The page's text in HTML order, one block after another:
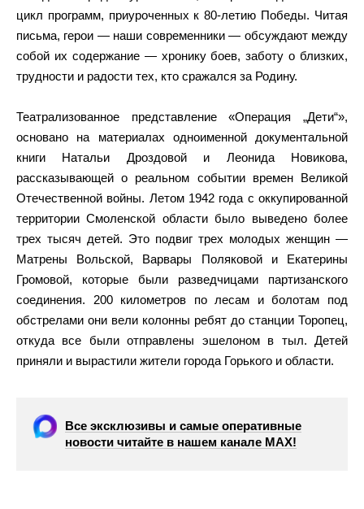
цикл программ, приуроченных к 80-летию Победы. Читая
письма, герои — наши современники — обсуждают между
собой их содержание — хронику боев, заботу о близких,
трудности и радости тех, кто сражался за Родину.
Театрализованное представление «Операция „Дети“»,
основано на материалах одноименной документальной
книги Натальи Дроздовой и Леонида Новикова,
рассказывающей о реальном событии времен Великой
Отечественной войны. Летом 1942 года с оккупированной
территории Смоленской области было выведено более
трех тысяч детей. Это подвиг трех молодых женщин —
Матрены Вольской, Варвары Поляковой и Екатерины
Громовой, которые были разведчицами партизанского
соединения. 200 километров по лесам и болотам под
обстрелами они вели колонны ребят до станции Торопец,
откуда все были отправлены эшелоном в тыл. Детей
приняли и вырастили жители города Горького и области.
Все эксклюзивы и самые оперативные
новости читайте в нашем канале МАХ!